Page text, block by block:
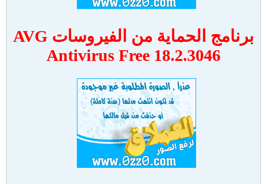
برنامج الحماية من الفيروسات AVG
Antivirus Free 18.2.3046